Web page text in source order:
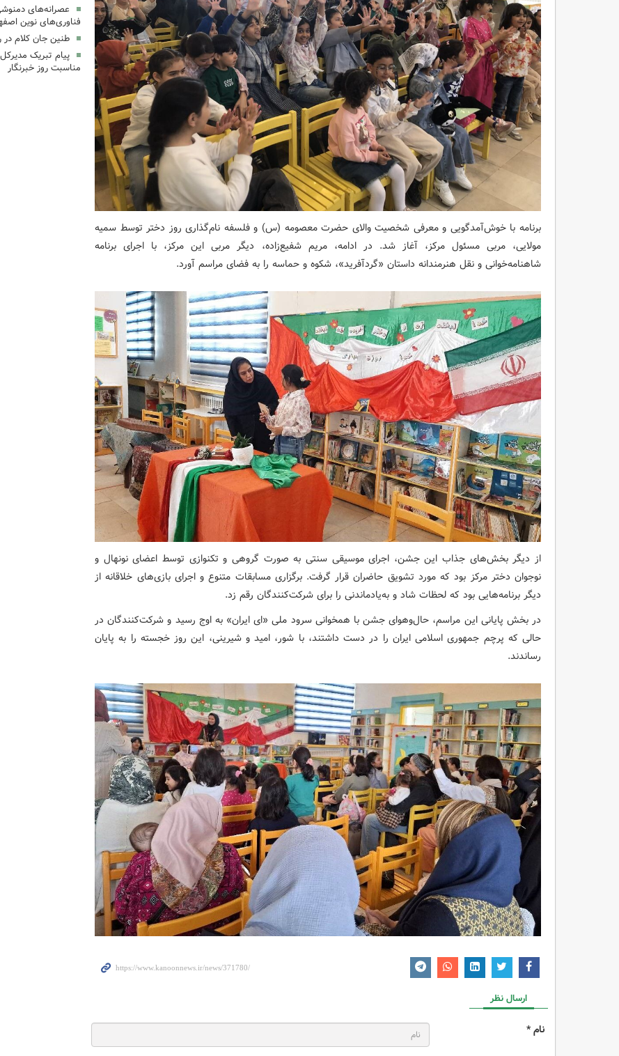
برنامه با خوش‌آمدگویی و معرفی شخصیت والای حضرت معصومه (س) و فلسفه نام‌گذاری روز دختر توسط سمیه
مولایی، مربی مسئول مرکز، آغاز شد. در ادامه، مریم شفیع‌زاده، دیگر مربی این مرکز، با اجرای برنامه
شاهنامه‌خوانی و نقل هنرمندانه داستان «گردآفرید»، شکوه و حماسه را به فضای مراسم آورد.
از دیگر بخش‌های جذاب این جشن، اجرای موسیقی سنتی به صورت گروهی و تکنوازی توسط اعضای نونهال و
نوجوان دختر مرکز بود که مورد تشویق حاضران قرار گرفت. برگزاری مسابقات متنوع و اجرای بازی‌های خلاقانه از
دیگر برنامه‌هایی بود که لحظات شاد و به‌یادماندنی را برای شرکت‌کنندگان رقم زد.
در بخش پایانی این مراسم، حال‌وهوای جشن با همخوانی سرود ملی «ای ایران» به اوج رسید و شرکت‌کنندگان در
حالی که پرچم جمهوری اسلامی ایران را در دست داشتند، با شور، امید و شیرینی، این روز خجسته را به پایان
رساندند.
ارسال نظر
نام *
عصرانه‌های
فناوری‌های نوین
طنین جان کلام
پیام تبریک
مناسبت روز خبرنگار